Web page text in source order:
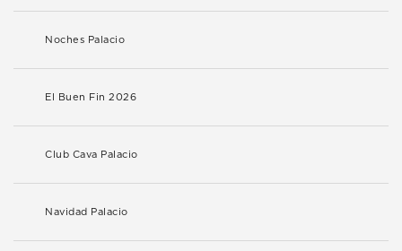
Noches Palacio
El Buen Fin 2026
Club Cava Palacio
Navidad Palacio